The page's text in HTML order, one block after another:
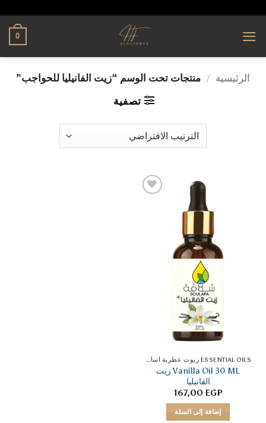
0
الرئيسية / منتجات تحت الوسم “زيت الفانيليا للحواجب”
تصفية
ESSENTIAL OILS زيوت عطرية اساسية
Vanilla Oil 30 ML زيت
الفانيليا
167,00 EGP
إضافة إلى السلة